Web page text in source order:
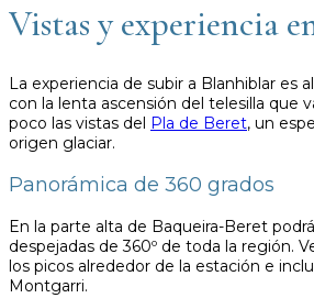
Vistas y experiencia
La experiencia de subir a Blanhiblar es
con la lenta ascensión del telesilla que
poco las vistas del
Pla de Beret, un
origen glaciar.
Panorámica de 360 grados
En la parte alta de Baqueira-Beret
despejadas de 360º de toda la región.
los picos alrededor de la estación e
Montgarri.